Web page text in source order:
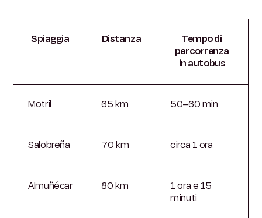
Spiaggia Distanza
Tempo di
percorrenza
in autobus
Motril 65 km 50–60 min
Salobreña 70 km circa 1 ora
Almuñécar 80 km
1 ora e 15
minuti